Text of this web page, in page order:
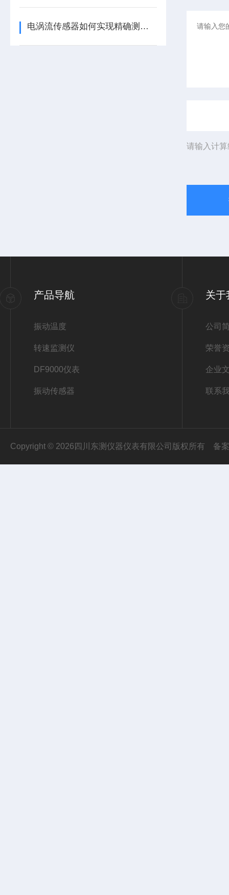
电涡流传感器如何实现精确测量？
请输入计
产品导航
振动温度
转速监测仪
DF9000仪表
振动传感器
关于
公司
荣誉
企业
联系
Copyright © 2026四川东测仪器仪表有限公司版权所有 备